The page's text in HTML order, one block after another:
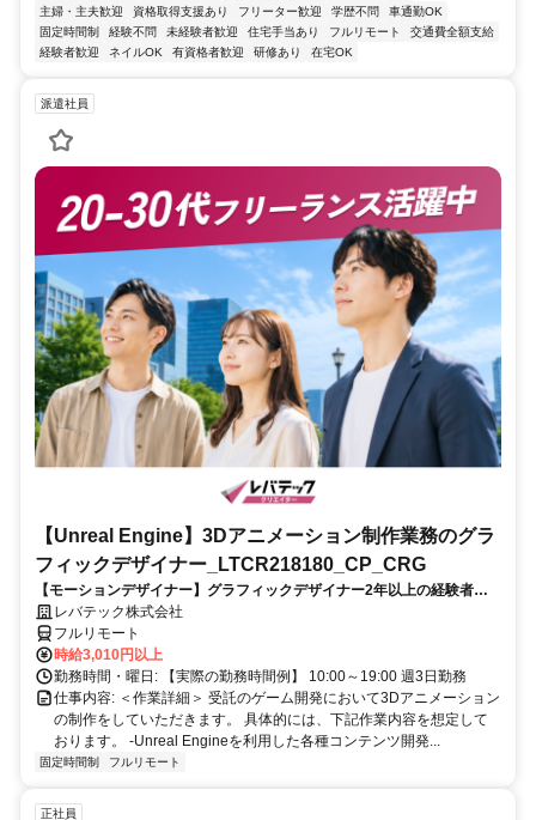
主婦・主夫歓迎
資格取得支援あり フリーター歓迎 学歴不問
車通勤OK
固定時間制
経験不問 未経験者歓迎 住宅手当あり フルリモート
交通費全額支給
経験者歓迎
ネイルOK 有資格者歓迎 研修あり 在宅OK
派遣社員
【Unreal Engine】3Dアニメーション制作業務のグラ
フィックデザイナー_LTCR218180_CP_CRG
【モーションデザイナー】グラフィックデザイナー2年以上の経験者を
歓迎！キャリアアップを目指したい方も大歓迎♪
レバテック株式会社
フルリモート
時給3,010円以上
勤務時間・曜日: 【実際の勤務時間例】 10:00～19:00 週3日勤務
仕事内容: ＜作業詳細＞ 受託のゲーム開発において3Dアニメーション
の制作をしていただきます。 具体的には、下記作業内容を想定して
おります。 -Unreal Engineを利用した各種コンテンツ開発...
固定時間制 フルリモート
正社員